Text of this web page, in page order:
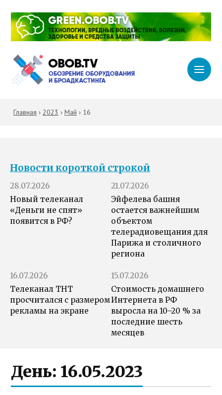
Главная › 2023 › Май › 16
Новости короткой строкой
28.07.2026
Новый телеканал
«Деньги не спят»
появится в РФ?
21.07.2026
Эйфелева башня
остается важнейшим
объектом
телерадиовещания для
Парижа и столичного
региона
16.07.2026
Телеканал ТНТ
просчитался с размером
рекламы на экране
15.07.2026
Стоимость домашнего
Интернета в РФ
выросла на 10–20 % за
последние шесть
месяцев
День: 16.05.2023